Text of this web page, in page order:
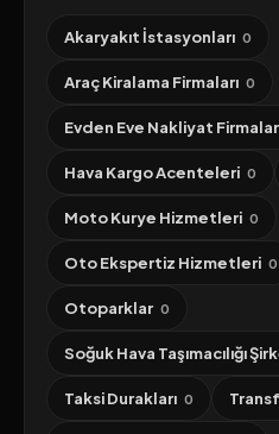
Akaryakıt İstasyonları 0
Araç Kiralama Firmaları 0
Evden Eve Nakliyat
Hava Kargo Acenteleri 0
Moto Kurye Hizmetleri 0
Oto Ekspertiz Hizmetleri 0
Otoparklar 0
Soğuk Hava Taşımacılığı
Taksi Durakları 0